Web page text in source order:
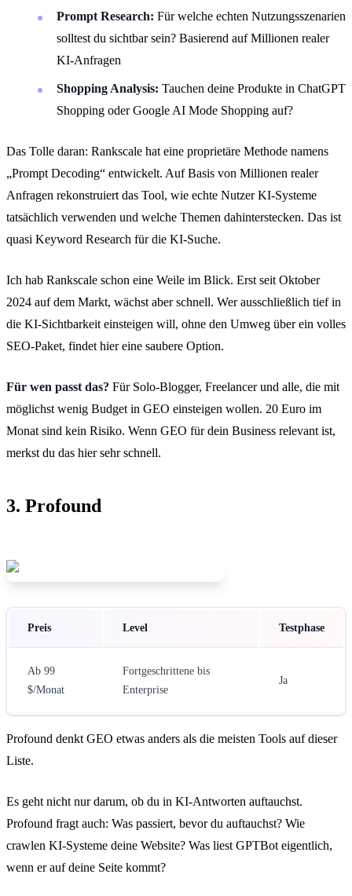
Prompt Research: Für welche echten Nutzungsszenarien
solltest du sichtbar sein? Basierend auf Millionen realer
KI-Anfragen
Shopping Analysis: Tauchen deine Produkte in ChatGPT
Shopping oder Google AI Mode Shopping auf?
Das Tolle daran: Rankscale hat eine proprietäre Methode namens
„Prompt Decoding“ entwickelt. Auf Basis von Millionen realer
Anfragen rekonstruiert das Tool, wie echte Nutzer KI-Systeme
tatsächlich verwenden und welche Themen dahinterstecken. Das ist
quasi Keyword Research für die KI-Suche.
Ich hab Rankscale schon eine Weile im Blick. Erst seit Oktober
2024 auf dem Markt, wächst aber schnell. Wer ausschließlich tief in
die KI-Sichtbarkeit einsteigen will, ohne den Umweg über ein volles
SEO-Paket, findet hier eine saubere Option.
Für wen passt das? Für Solo-Blogger, Freelancer und alle, die mit
möglichst wenig Budget in GEO einsteigen wollen. 20 Euro im
Monat sind kein Risiko. Wenn GEO für dein Business relevant ist,
merkst du das hier sehr schnell.
3. Profound
Preis Level Testphase
Ab 99
$/Monat
Fortgeschrittene bis
Enterprise
Ja
Profound denkt GEO etwas anders als die meisten Tools auf dieser
Liste.
Es geht nicht nur darum, ob du in KI-Antworten auftauchst.
Profound fragt auch: Was passiert, bevor du auftauchst? Wie
crawlen KI-Systeme deine Website? Was liest GPTBot eigentlich,
wenn er auf deine Seite kommt?